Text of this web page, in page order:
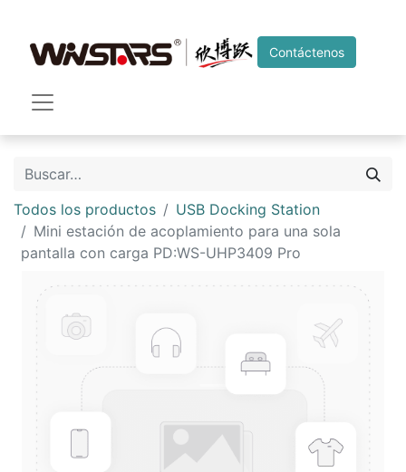
Contáctenos
Todos los productos
USB Docking Station
Mini estación de acoplamiento para una sola
pantalla con carga PD:WS-UHP3409 Pro